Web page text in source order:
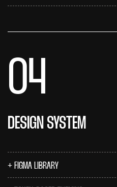
04
DESIGN SYSTEM
FIGMA LIBRARY